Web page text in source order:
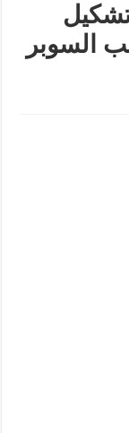
السوبر